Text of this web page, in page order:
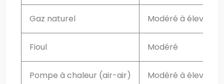
Gaz naturel Modéré à élevé
Fioul Modéré
Pompe à chaleur (air-air) Modéré à élevé